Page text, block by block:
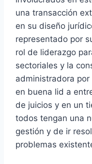
una transacción
en su diseño
representado por
rol de liderazgo
sectoriales y la
administradora
en buena lid a
de juicios y en un
todos tengan una
gestión y de ir
problemas